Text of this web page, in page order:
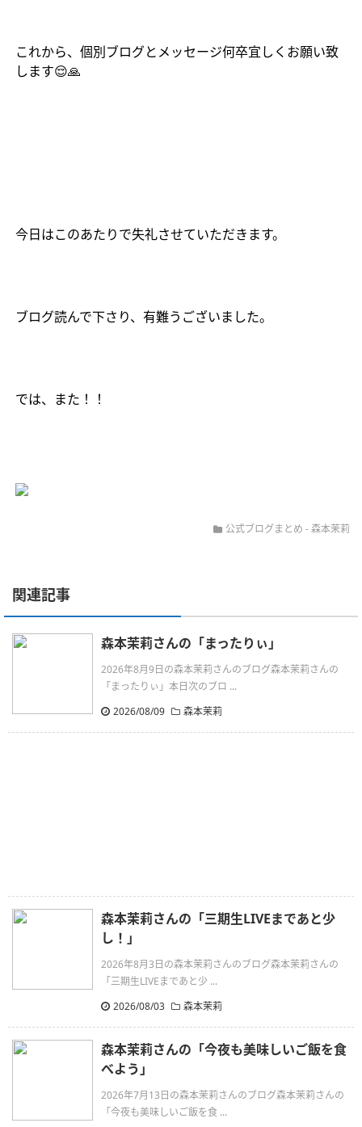
これから、個別ブログとメッセージ何卒宜しくお願い致
します😌🙏
今日はこのあたりで失礼させていただきます。
ブログ読んで下さり、有難うございました。
では、また！！
公式ブログまとめ -森本茉莉
関連記事
森本茉莉さんの「まったりぃ」
2026年8月9日の森本茉莉さんのブログ森本茉莉さんの
「まったりぃ」本日次のブロ ...
2026/08/09
森本茉莉
森本茉莉さんの「三期生LIVEまであと少
し！」
2026年8月3日の森本茉莉さんのブログ森本茉莉さんの
「三期生LIVEまであと少 ...
2026/08/03
森本茉莉
森本茉莉さんの「今夜も美味しいご飯を食
べよう」
2026年7月13日の森本茉莉さんのブログ森本茉莉さんの
「今夜も美味しいご飯を食 ...